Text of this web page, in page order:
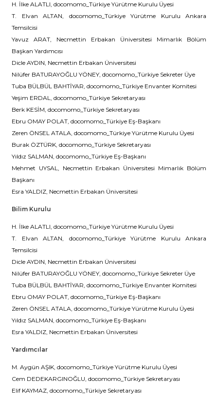
H. İlke ALATLI, docomomo_Türkiye Yürütme Kurulu Üyesi
T. Elvan ALTAN, docomomo_Türkiye Yürütme Kurulu Ankara
Temsilcisi
Yavuz ARAT, Necmettin Erbakan Üniversitesi Mimarlık Bölüm
Başkan Yardımcısı
Dicle AYDIN, Necmettin Erbakan Üniversitesi
Nilüfer BATURAYOĞLU YÖNEY, docomomo_Türkiye Sekreter Üye
Tuba BÜLBÜL BAHTİYAR, docomomo_Türkiye Envanter Komitesi
Yeşim ERDAL, docomomo_Türkiye Sekretaryası
Berk KESİM, docomomo_Türkiye Sekretaryası
Ebru OMAY POLAT, docomomo_Türkiye Eş-Başkanı
Zeren ÖNSEL ATALA, docomomo_Türkiye Yürütme Kurulu Üyesi
Burak ÖZTÜRK, docomomo_Türkiye Sekretaryası
Yıldız SALMAN, docomomo_Türkiye Eş-Başkanı
Mehmet UYSAL, Necmettin Erbakan Üniversitesi Mimarlık Bölüm
Başkanı
Esra YALDIZ, Necmettin Erbakan Üniversitesi
Bilim Kurulu
H. İlke ALATLI, docomomo_Türkiye Yürütme Kurulu Üyesi
T. Elvan ALTAN, docomomo_Türkiye Yürütme Kurulu Ankara
Temsilcisi
Dicle AYDIN, Necmettin Erbakan Üniversitesi
Nilüfer BATURAYOĞLU YÖNEY, docomomo_Türkiye Sekreter Üye
Tuba BÜLBÜL BAHTİYAR, docomomo_Türkiye Envanter Komitesi
Ebru OMAY POLAT, docomomo_Türkiye Eş-Başkanı
Zeren ÖNSEL ATALA, docomomo_Türkiye Yürütme Kurulu Üyesi
Yıldız SALMAN, docomomo_Türkiye Eş-Başkanı
Esra YALDIZ, Necmettin Erbakan Üniversitesi
Yardımcılar
M. Aygün AŞIK, docomomo_Türkiye Yürütme Kurulu Üyesi
Cem DEDEKARGINOĞLU, docomomo_Türkiye Sekretaryası
Elif KAYMAZ, docomomo_Türkiye Sekretaryası